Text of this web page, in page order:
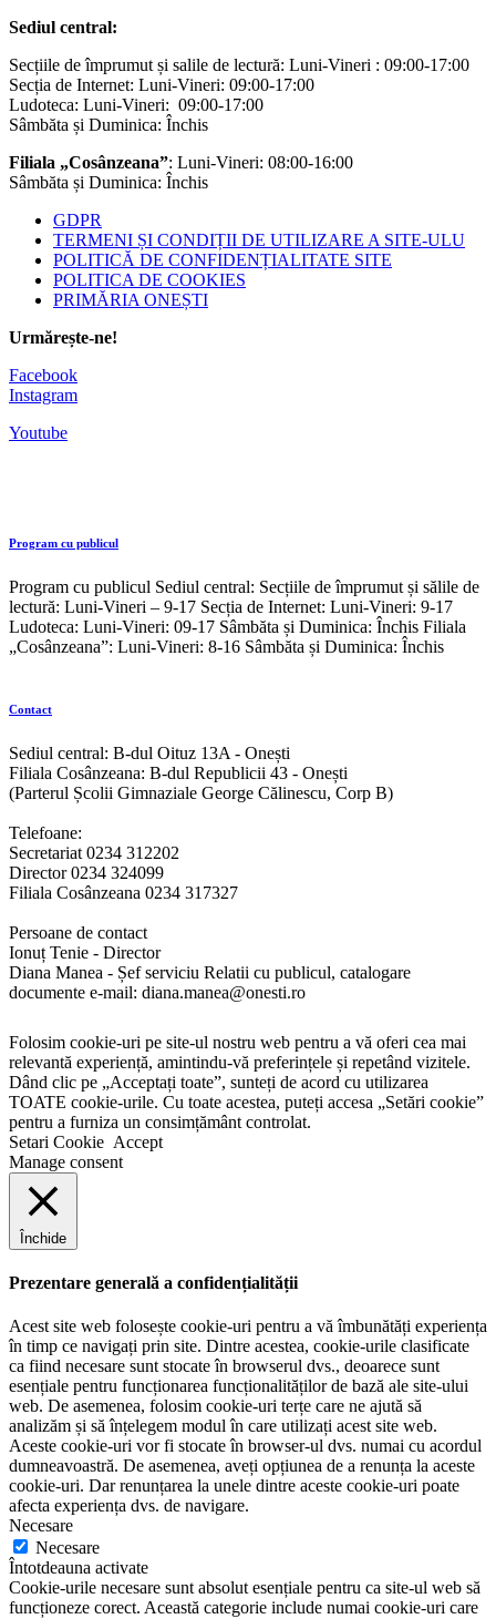
Sediul central:
Secțiile de împrumut și salile de lectură: Luni-Vineri : 09:00-17:00
Secția de Internet: Luni-Vineri: 09:00-17:00
Ludoteca: Luni-Vineri: 09:00-17:00
Sâmbăta și Duminica: Închis
Filiala „Cosânzeana”: Luni-Vineri: 08:00-16:00
Sâmbăta și Duminica: Închis
GDPR
TERMENI ȘI CONDIȚII DE UTILIZARE A SITE-ULU
POLITICĂ DE CONFIDENȚIALITATE SITE
POLITICA DE COOKIES
PRIMĂRIA ONEȘTI
Urmărește-ne!
Facebook
Instagram
Youtube
Program cu publicul
Program cu publicul Sediul central: Secțiile de împrumut și sălile de
lectură: Luni-Vineri – 9-17 Secția de Internet: Luni-Vineri: 9-17
Ludoteca: Luni-Vineri: 09-17 Sâmbăta și Duminica: Închis Filiala
„Cosânzeana”: Luni-Vineri: 8-16 Sâmbăta și Duminica: Închis
Contact
Sediul central: B-dul Oituz 13A - Onești
Filiala Cosânzeana: B-dul Republicii 43 - Onești
(Parterul Școlii Gimnaziale George Călinescu, Corp B)
Telefoane:
Secretariat 0234 312202
Director 0234 324099
Filiala Cosânzeana 0234 317327
Persoane de contact
Ionuț Tenie - Director
Diana Manea - Șef serviciu Relatii cu publicul, catalogare
documente e-mail: diana.manea@onesti.ro
Folosim cookie-uri pe site-ul nostru web pentru a vă oferi cea mai
relevantă experiență, amintindu-vă preferințele și repetând vizitele.
Dând clic pe „Acceptați toate”, sunteți de acord cu utilizarea
TOATE cookie-urile. Cu toate acestea, puteți accesa „Setări cookie”
pentru a furniza un consimțământ controlat.
Setari Cookie Accept
Manage consent
Închide
Prezentare generală a confidențialității
Acest site web folosește cookie-uri pentru a vă îmbunătăți experiența
în timp ce navigați prin site. Dintre acestea, cookie-urile clasificate
ca fiind necesare sunt stocate în browserul dvs., deoarece sunt
esențiale pentru funcționarea funcționalităților de bază ale site-ului
web. De asemenea, folosim cookie-uri terțe care ne ajută să
analizăm și să înțelegem modul în care utilizați acest site web.
Aceste cookie-uri vor fi stocate în browser-ul dvs. numai cu acordul
dumneavoastră. De asemenea, aveți opțiunea de a renunța la aceste
cookie-uri. Dar renunțarea la unele dintre aceste cookie-uri poate
afecta experiența dvs. de navigare.
Necesare
Necesare
Întotdeauna activate
Cookie-urile necesare sunt absolut esențiale pentru ca site-ul web să
funcționeze corect. Această categorie include numai cookie-uri care